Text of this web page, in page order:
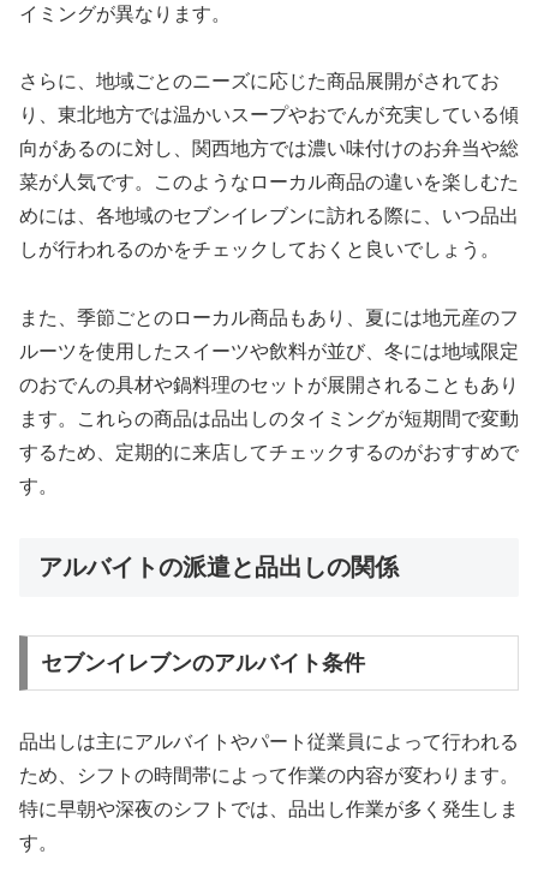
イミングが異なります。
さらに、地域ごとのニーズに応じた商品展開がされてお
り、東北地方では温かいスープやおでんが充実している傾
向があるのに対し、関西地方では濃い味付けのお弁当や総
菜が人気です。このようなローカル商品の違いを楽しむた
めには、各地域のセブンイレブンに訪れる際に、いつ品出
しが行われるのかをチェックしておくと良いでしょう。
また、季節ごとのローカル商品もあり、夏には地元産のフ
ルーツを使用したスイーツや飲料が並び、冬には地域限定
のおでんの具材や鍋料理のセットが展開されることもあり
ます。これらの商品は品出しのタイミングが短期間で変動
するため、定期的に来店してチェックするのがおすすめで
す。
アルバイトの派遣と品出しの関係
セブンイレブンのアルバイト条件
品出しは主にアルバイトやパート従業員によって行われる
ため、シフトの時間帯によって作業の内容が変わります。
特に早朝や深夜のシフトでは、品出し作業が多く発生しま
す。